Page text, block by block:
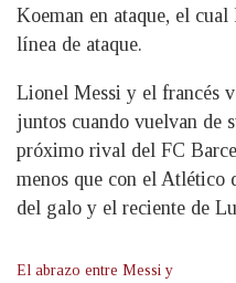
Koeman en ataque, el
línea de ataque.
Lionel Messi y el francés
juntos cuando vuelvan de
próximo rival del FC
menos que con el Atlético
del galo y el reciente de
El abrazo entre Messi y